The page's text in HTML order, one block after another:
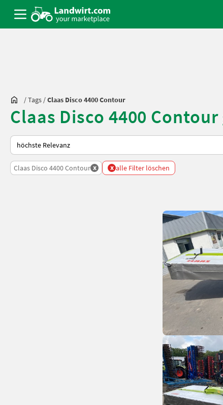
/Tags /Claas Disco 4400 Contour
Claas Disco 4400
So wird auf Landwirt.com sortiert
Claas Disco 4400 Contour x x alle Filter löschen